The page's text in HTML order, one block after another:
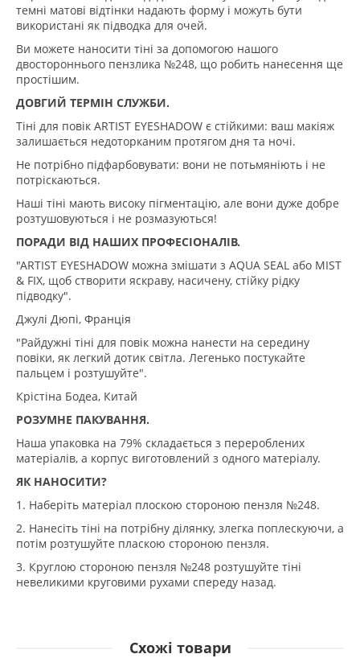
темні матові відтінки надають форму і можуть бути
використані як підводка для очей.
Ви можете наносити тіні за допомогою нашого
двостороннього пензлика №248, що робить нанесення ще
простішим.
ДОВГИЙ ТЕРМІН СЛУЖБИ.
Тіні для повік ARTIST EYESHADOW є стійкими: ваш макіяж
залишається недоторканим протягом дня та ночі.
Не потрібно підфарбовувати: вони не потьмяніють і не
потріскаються.
Наші тіні мають високу пігментацію, але вони дуже добре
розтушовуються і не розмазуються!
ПОРАДИ ВІД НАШИХ ПРОФЕСІОНАЛІВ.
"ARTIST EYESHADOW можна змішати з AQUA SEAL або MIST
& FIX, щоб створити яскраву, насичену, стійку рідку
підводку".
Джулі Дюпі, Франція
"Райдужні тіні для повік можна нанести на середину
повіки, як легкий дотик світла. Легенько постукайте
пальцем і розтушуйте".
Крістіна Бодеа, Китай
РОЗУМНЕ ПАКУВАННЯ.
Наша упаковка на 79% складається з перероблених
матеріалів, а корпус виготовлений з одного матеріалу.
ЯК НАНОСИТИ?
1. Наберіть матеріал плоскою стороною пензля №248.
2. Нанесіть тіні на потрібну ділянку, злегка поплескуючи, а
потім розтушуйте пласкою стороною пензля.
3. Круглою стороною пензля №248 розтушуйте тіні
невеликими круговими рухами спереду назад.
Схожі товари